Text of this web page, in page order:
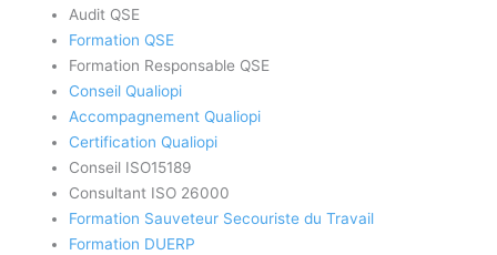
Audit QSE
Formation QSE
Formation Responsable QSE
Conseil Qualiopi
Accompagnement Qualiopi
Certification Qualiopi
Conseil ISO15189
Consultant ISO 26000
Formation Sauveteur Secouriste du Travail
Formation DUERP